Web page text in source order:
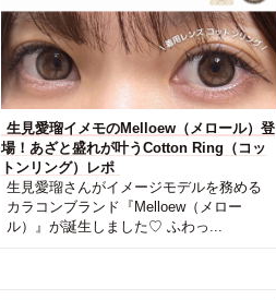
生見愛瑠イメモのMelloew（メロール）登
場！あざと盛れが叶うCotton Ring（コッ
トンリング）レポ
生見愛瑠さんがイメージモデルを務める
カラコンブランド『Melloew（メロー
ル）』が誕生しました♡ ふわっ...